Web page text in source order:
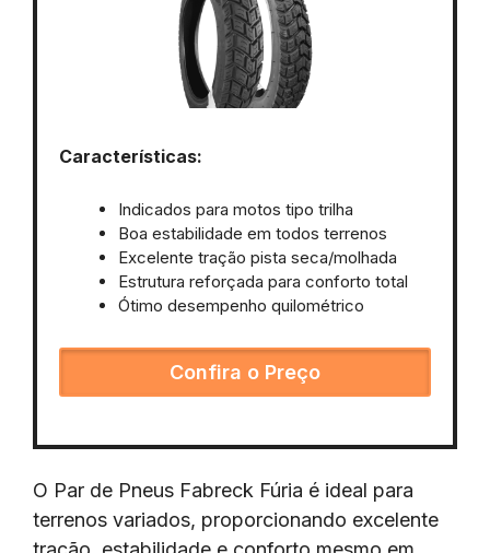
Características:
Indicados para motos tipo trilha
Boa estabilidade em todos terrenos
Excelente tração pista seca/molhada
Estrutura reforçada para conforto total
Ótimo desempenho quilométrico
Confira o Preço
O Par de Pneus Fabreck Fúria é ideal para
terrenos variados, proporcionando excelente